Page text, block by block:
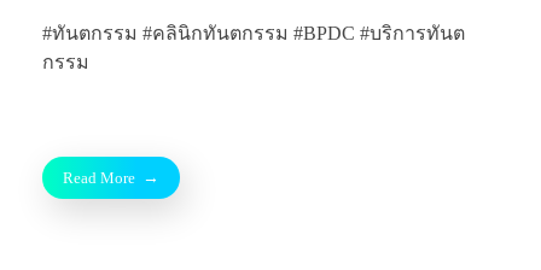
#ทันตกรรม #คลินิกทันตกรรม #BPDC #บริการทันต
กรรม
Read More